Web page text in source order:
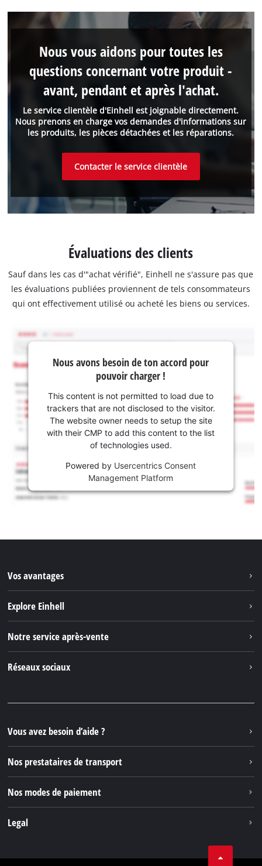
Le service clientèle d'Einhell est joignable directement.
Nous prenons en charge vos demandes d'informations sur
les produits, les pièces détachées et les réparations.
Nous vous aidons pour toutes les
questions concernant votre produit -
avant, pendant et après l'achat.
Contacter le service clientèle
Évaluations des clients
Sauf dans les cas d'"achat vérifié", Einhell ne s'assure pas que
les évaluations publiées proviennent de tels consommateurs
qui ont effectivement utilisé ou acheté les biens ou services.
Nous avons besoin de ton accord pour
pouvoir charger !
This content is not permitted to load due to
trackers that are not disclosed to the visitor.
The website owner needs to setup the site
with their CMP to add this content to the list
of technologies used.
Powered by Usercentrics Consent
Management Platform
Vos avantages
Explore Einhell
Einhell Germany AG
Notre service après-vente
Réseaux sociaux
Instagram
TikTok
Pinterest
Vous avez besoin d’aide ?
Nos prestataires de transport
Nos modes de paiement
Legal